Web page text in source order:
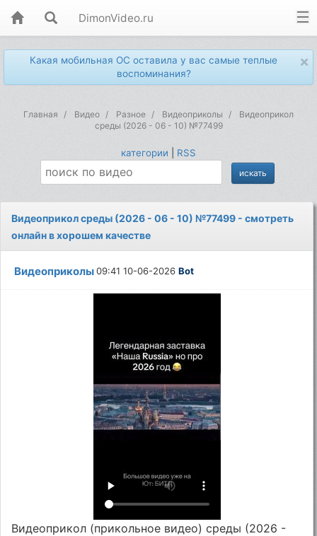
DimonVideo.ru
×
Какая мобильная ОС оставила у вас самые теплые
воспоминания?
Главная Видео Разное Видеоприколы
Видеоприкол
среды (2026 - 06 - 10) №77499
категории RSS
Видеоприкол среды (2026 - 06 - 10) №77499 - смотреть
онлайн в хорошем качестве
Видеоприколы09:41 10-06-2026Bot
Видеоприкол (прикольное видео) среды (2026 -